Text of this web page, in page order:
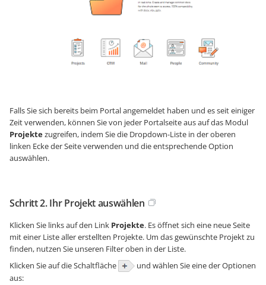
Falls Sie sich bereits beim Portal angemeldet haben und es seit einiger
Zeit verwenden, können Sie von jeder Portalseite aus auf das Modul
Projektezugreifen, indem Sie die Dropdown-Liste in der oberen
linken Ecke der Seite verwenden und die entsprechende Option
auswählen.
Schritt 2. Ihr Projekt auswählen
Klicken Sie links auf den Link Projekte. Es öffnet sich eine neue Seite
mit einer Liste aller erstellten Projekte. Um das gewünschte Projekt zu
finden, nutzen Sie unseren Filter oben in der Liste.
Klicken Sie auf die Schaltfläche
und wählen Sie eine der Optionen
aus: